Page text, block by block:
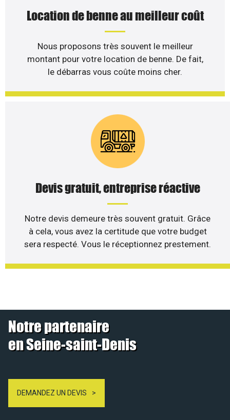
Location de benne au meilleur coût
Nous proposons très souvent le meilleur
montant pour votre location de benne. De fait,
le débarras vous coûte moins cher.
Devis gratuit, entreprise réactive
Notre devis demeure très souvent gratuit. Grâce
à cela, vous avez la certitude que votre budget
sera respecté. Vous le réceptionnez prestement.
Notre partenaire
en Seine-saint-Denis
DEMANDEZ UN DEVIS